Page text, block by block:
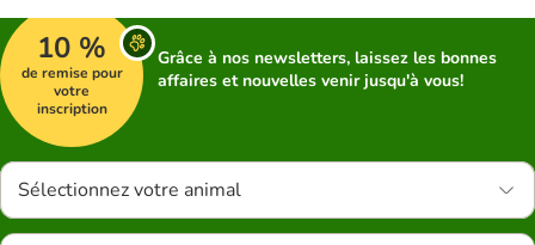
10 %
de remise pour
votre
inscription
Grâce à nos newsletters, laissez les bonnes
affaires et nouvelles venir jusqu'à vous!
Sélectionnez votre animal